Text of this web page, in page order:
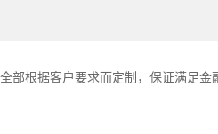
根据客户要求而定制，保证满足